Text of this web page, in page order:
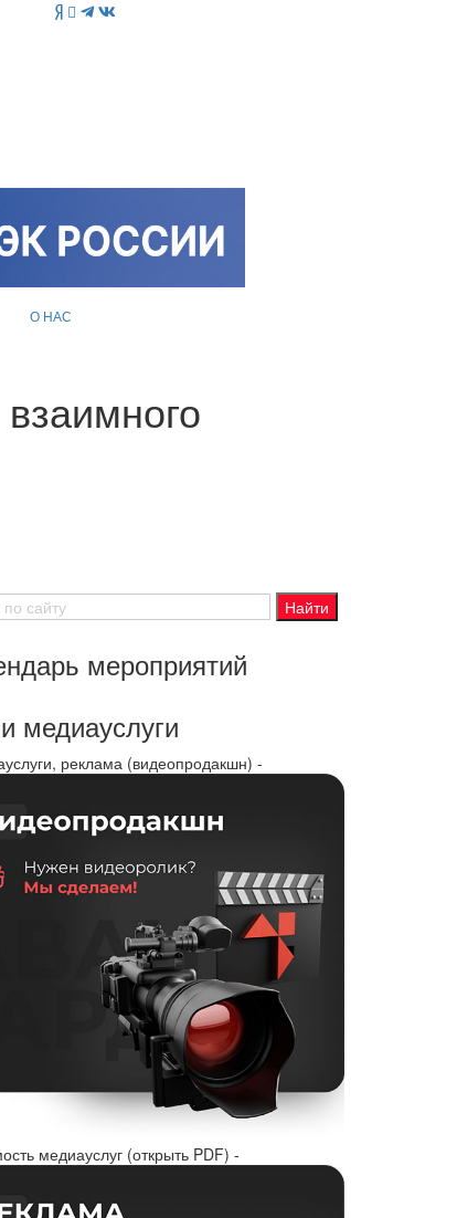
О НАС
мероприятий
медиауслуги
реклама (видеопродакшн) -
медиауслуг (открыть PDF) -